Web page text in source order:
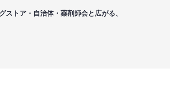
ストア・自治体・薬剤師会と広がる、